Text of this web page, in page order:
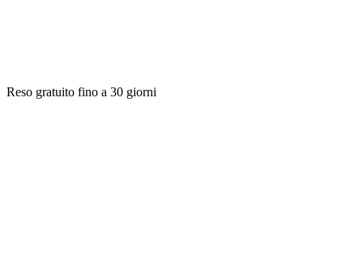
Reso gratuito fino a 30 giorni